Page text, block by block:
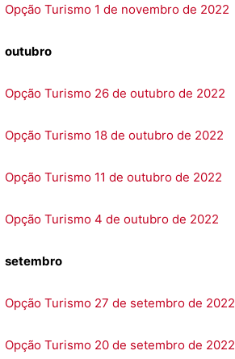
Opção Turismo 1 de novembro de 2022
outubro
Opção Turismo 26 de outubro de 2022
Opção Turismo 18 de outubro de 2022
Opção Turismo 11 de outubro de 2022
Opção Turismo 4 de outubro de 2022
setembro
Opção Turismo 27 de setembro de 2022
Opção Turismo 20 de setembro de 2022